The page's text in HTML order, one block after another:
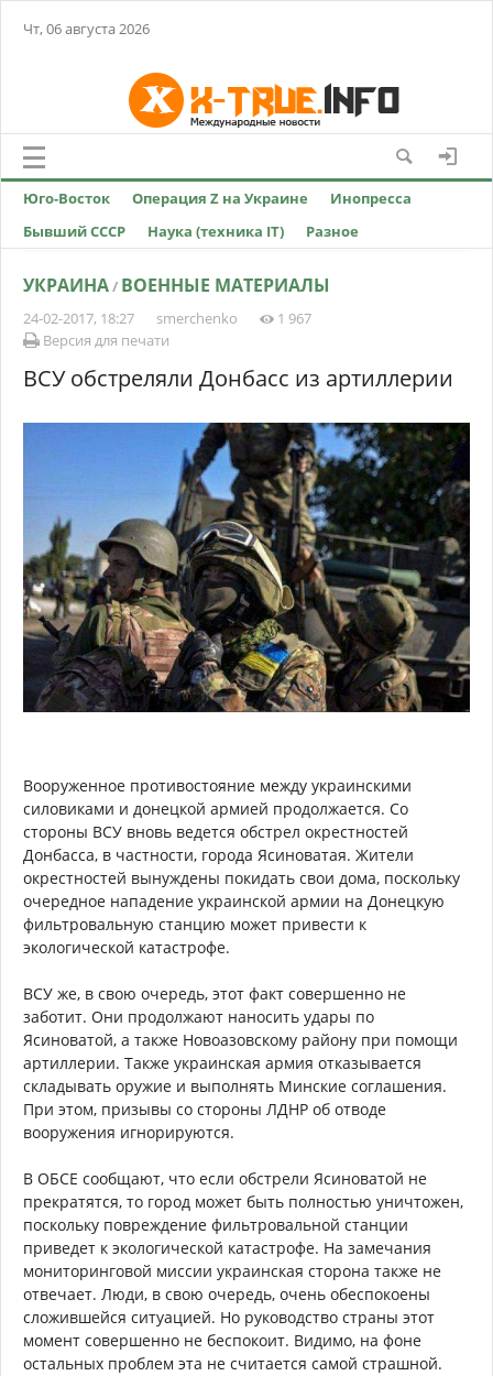
Чт, 06 августа 2026
Юго-Восток Операция Z на Украине
Инопресса
Бывший СССР
Наука (техника IT) Разное
УКРАИНА/ ВОЕННЫЕ МАТЕРИАЛЫ
24-02-2017, 18:27 smerchenko
1 967
Версия для печати
ВСУ обстреляли Донбасс из артиллерии
Вооруженное противостояние между украинскими
силовиками и донецкой армией продолжается. Со
стороны ВСУ вновь ведется обстрел окрестностей
Донбасса, в частности, города Ясиноватая. Жители
окрестностей вынуждены покидать свои дома, поскольку
очередное нападение украинской армии на Донецкую
фильтровальную станцию может привести к
экологической катастрофе.
ВСУ же, в свою очередь, этот факт совершенно не
заботит. Они продолжают наносить удары по
Ясиноватой, а также Новоазовскому району при помощи
артиллерии. Также украинская армия отказывается
складывать оружие и выполнять Минские соглашения.
При этом, призывы со стороны ЛДНР об отводе
вооружения игнорируются.
В ОБСЕ сообщают, что если обстрели Ясиноватой не
прекратятся, то город может быть полностью уничтожен,
поскольку повреждение фильтровальной станции
приведет к экологической катастрофе. На замечания
мониторинговой миссии украинская сторона также не
отвечает. Люди, в свою очередь, очень обеспокоены
сложившейся ситуацией. Но руководство страны этот
момент совершенно не беспокоит. Видимо, на фоне
остальных проблем эта не считается самой страшной.